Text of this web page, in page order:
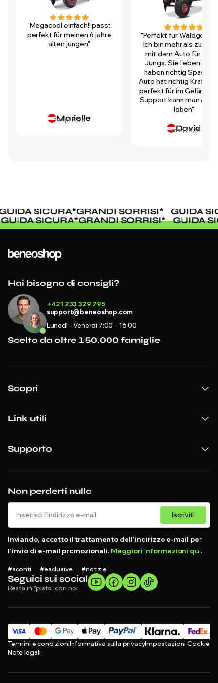
"Megacool einfach!! passt
perfekt für meinen 6 jahre
alten jungen"
Marielle
29 apr 2026
"Perfekt für
Ich bin mehr als
mit dem Auto für
Jungs. Sie lieben es
haben richtig Spass!
Auto hat richtig Kraft
perfekt für im Gelände.
Support kann man auch
loben"
David
1 mag 2026
SICURA*GRANDI SORRISI*
GUIDA
GUIDA SICURA*GRANDI SORRISI* GUIDA
Seguici sui social
Resta in "pista" con noi
Non perderti nulla
Iscriviti
Inviando, accetto il trattamento dell'indirizzo e-mail per
l'invio di e-mail promozionali. Maggiori informazioni qui.
#sconti #esclusive #notizie
Hai bisogno di consigli?
+421 233 329 795
support@beneoshop.com
Lunedì - Venerdì 7:00 - 16:00
Scelto da oltre 150.000 famiglie
Scopri
Link utili
Supporto
Termini e condizioniInformativa sulla privacyImpostazioni Cookie
Note legali